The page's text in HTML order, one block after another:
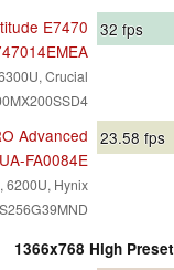
E7470
Crucial
32fps
Advanced
FA0084E
6200U, Hynix
23.58fps
1366x768 High Preset